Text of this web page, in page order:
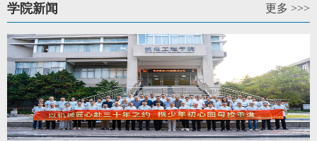
学院新闻 更多 >>>